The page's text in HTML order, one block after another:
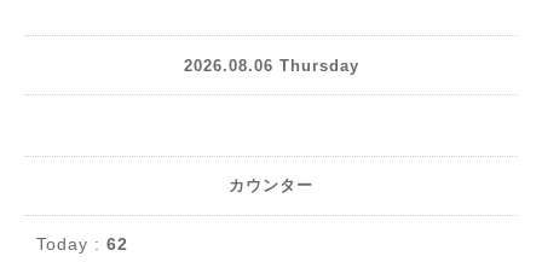
2026.08.06 Thursday
カウンター
Today : 62